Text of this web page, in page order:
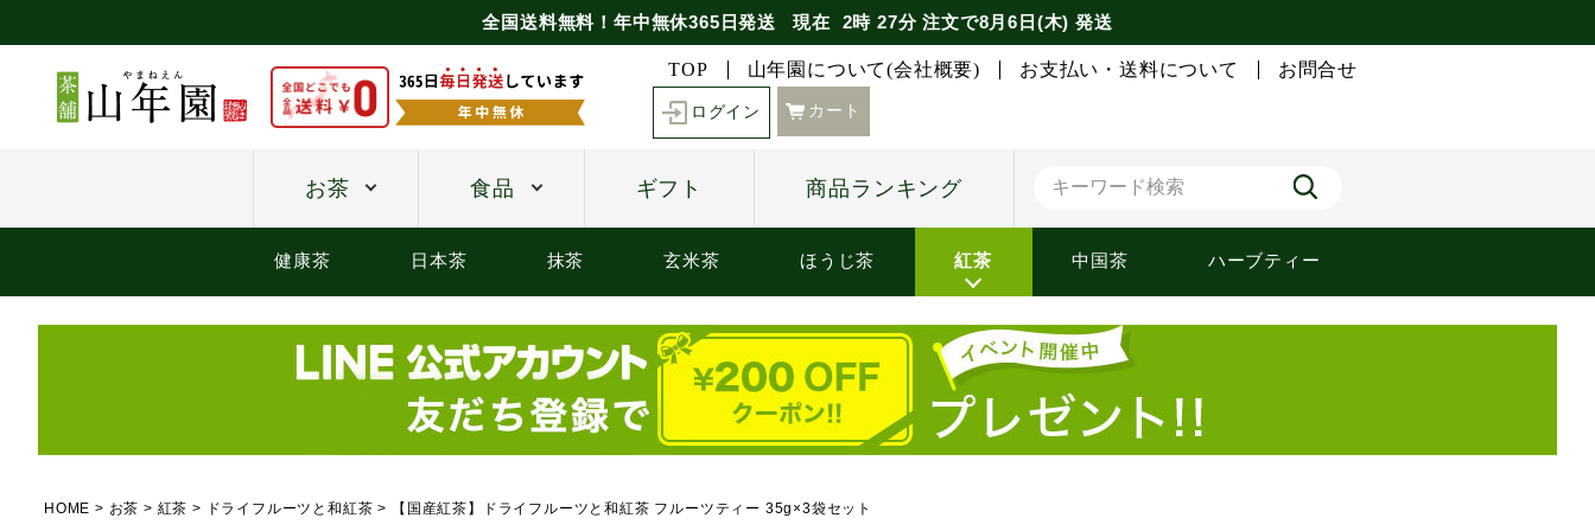
全国送料無料！年中無休365日発送 現在 2時 27分注文で8月6日(木) 発送
TOP 山年園について(会社概要) お支払い・送料について お問合せ
ログイン カート
お茶 食品 ギフト 商品ランキング
健康茶 日本茶 抹茶 玄米茶 ほうじ茶 紅茶 中国茶 ハーブティー
HOME お茶 紅茶 ドライフルーツと和紅茶 【国産紅茶】ドライフルーツと和紅茶 フルーツティー 35g×3袋セット